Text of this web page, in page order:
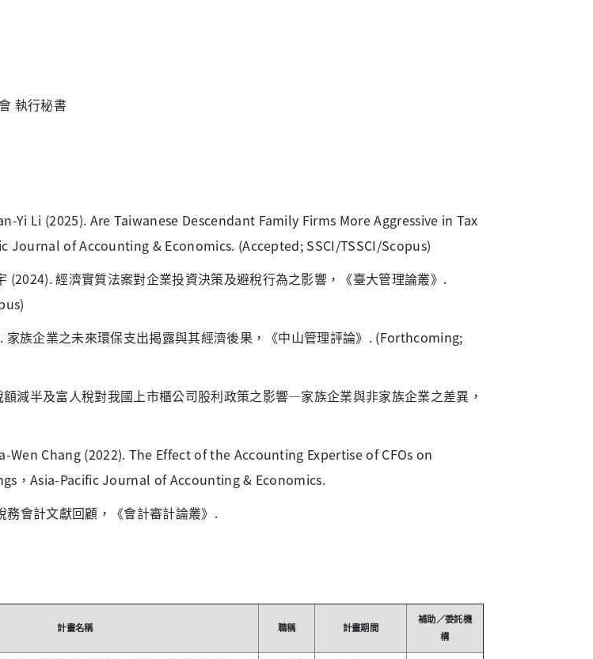
執行秘書
Yi Li (2025). Are Taiwanese Descendant Family Firms More Aggressive in Tax
Journal of Accounting & Economics. (Accepted; SSCI/TSSCI/Scopus)
(2024). 經濟實質法案對企業投資決策及避稅行為之影響，《臺大管理論叢》.
家族企業之未來環保支出揭露與其經濟後果，《中山管理評論》. (Forthcoming;
減半及富人稅對我國上市櫃公司股利政策之影響—家族企業與非家族企業之差異，
Wen Chang (2022). The Effect of the Accounting Expertise of CFOs on
，Asia-Pacific Journal of Accounting & Economics.
務會計文獻回顧，《會計審計論叢》.
計畫名稱 職稱 計畫期間
補助／委託機
構